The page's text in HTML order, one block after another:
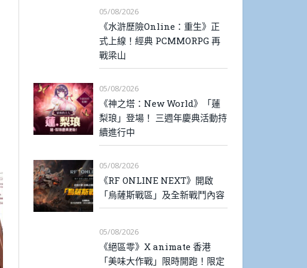
05/08/2026
《水滸歷險Online：重生》正
式上線！經典 PCMMORPG 再
戰梁山
05/08/2026
《神之塔：New World》「蓮
梨琅」登場！ 三週年慶典活動持
續進行中
05/08/2026
《RF ONLINE NEXT》開啟
「烏薩斯戰區」及全新戰鬥內容
05/08/2026
《絕區零》X animate 香港
「美味大作戰」限時開跑！限定